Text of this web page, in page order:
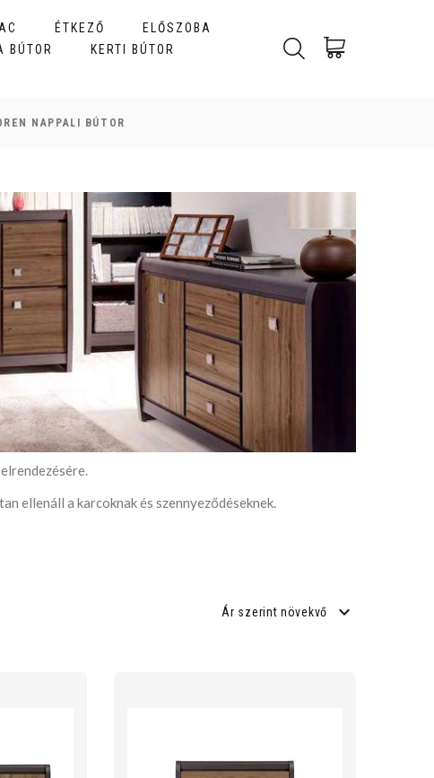
ÉTKEZŐ
ELŐSZOBA
BÚTOR
KERTI BÚTOR
NAPPALI BÚTOR
ellenáll a karcoknak és szennyeződéseknek.
Ár szerint növekvő